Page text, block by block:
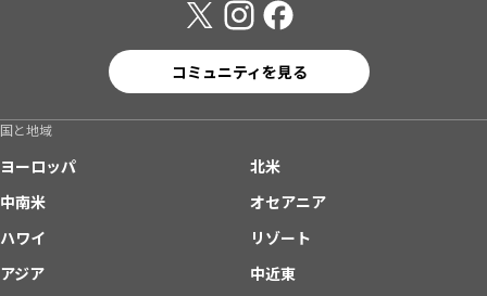
コミュニティを見る
国と地域
ヨーロッパ
北米
中南米
オセアニア
ハワイ
リゾート
アジア
中近東